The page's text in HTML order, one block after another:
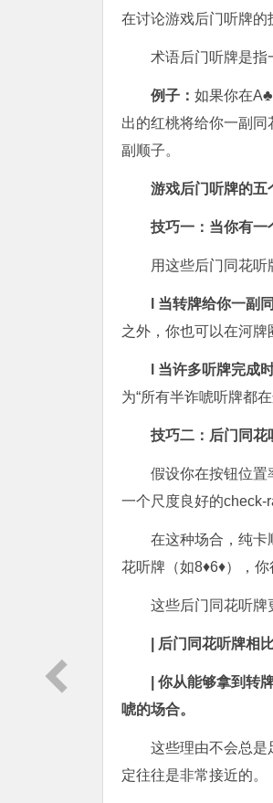
在讨论游戏后门听牌的
术语后门听牌是指
例子： 如果你在
出的红桃将给你一副
副顺子。
游戏后门听牌的五
技巧一：当你有一
用这些后门同花听
l 当转牌给你一副
之外，你也可以在河牌
l 当许多听牌完成时
为“所有半诈唬听牌都
技巧二：后门同花
假设你在按钮位置
一个尺度良好的check-
在这种场合，纯卡
花听牌（如8♦6♦），你
这些后门同花听牌
| 后门同花听牌相
| 你从能够拿到转
唬的场合。
这些理由不会总是
定往往是非常接近的。